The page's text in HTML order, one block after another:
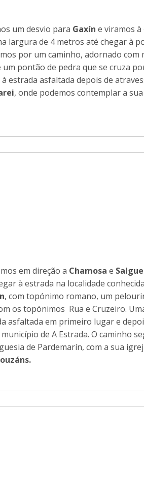
um desvio para Gaxín e viramos
largura de 4 metros até chegar à
por um caminho, adornado com
pontão de pedra que se cruza
estrada asfaltada depois de
, onde podemos contemplar a
em direção a Chamosa e
à estrada na localidade
, com topónimo romano, um
os topónimos Rua e Cruzeiro.
asfaltada em primeiro lugar e
de A Estrada. O caminho
de Pardemarín, com a sua
.